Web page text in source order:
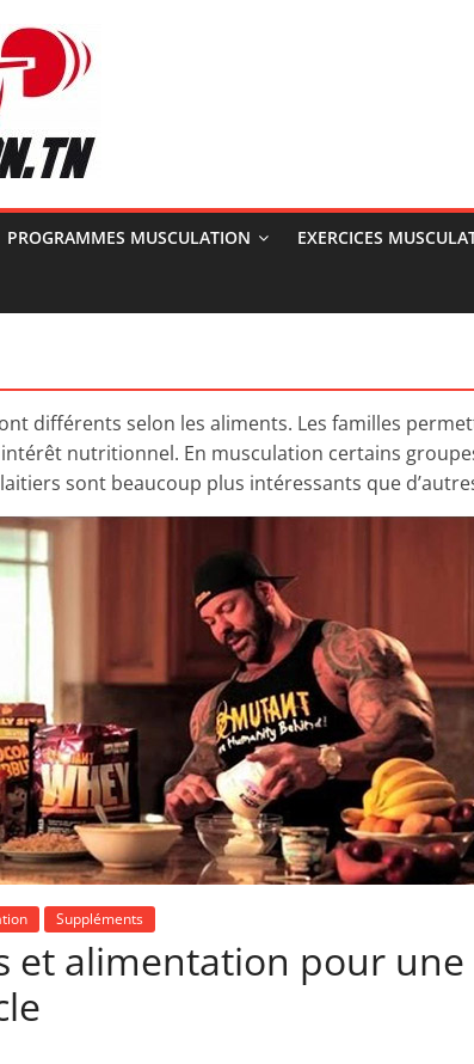
PROGRAMMES MUSCULATION EXERCICES
différents selon les aliments. Les familles
nutritionnel. En musculation certains
sont beaucoup plus intéressants que
Suppléments
et alimentation pour